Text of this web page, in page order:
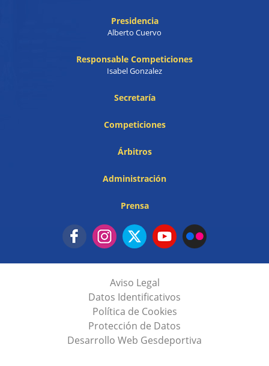
Presidencia
Alberto Cuervo
Responsable Competiciones
Isabel Gonzalez
Secretaría
Competiciones
Árbitros
Administración
Prensa
Aviso Legal
Datos Identificativos
Política de Cookies
Protección de Datos
Desarrollo Web Gesdeportiva